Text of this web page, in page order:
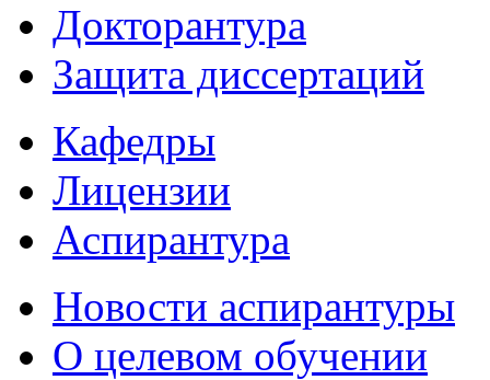
Докторантура
Защита диссертаций
Кафедры
Лицензии
Аспирантура
Новости аспирантуры
О целевом обучении